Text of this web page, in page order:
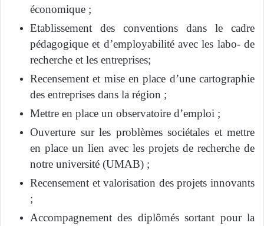
économique ;
Etablissement des conventions dans le cadre
pédagogique et d’employabilité avec les labo- de
recherche et les entreprises;
Recensement et mise en place d’une cartographie
des entreprises dans la région ;
Mettre en place un observatoire d’emploi ;
Ouverture sur les problèmes sociétales et mettre
en place un lien avec les projets de recherche de
notre université (UMAB) ;
Recensement et valorisation des projets innovants
;
Accompagnement des diplômés sortant pour la